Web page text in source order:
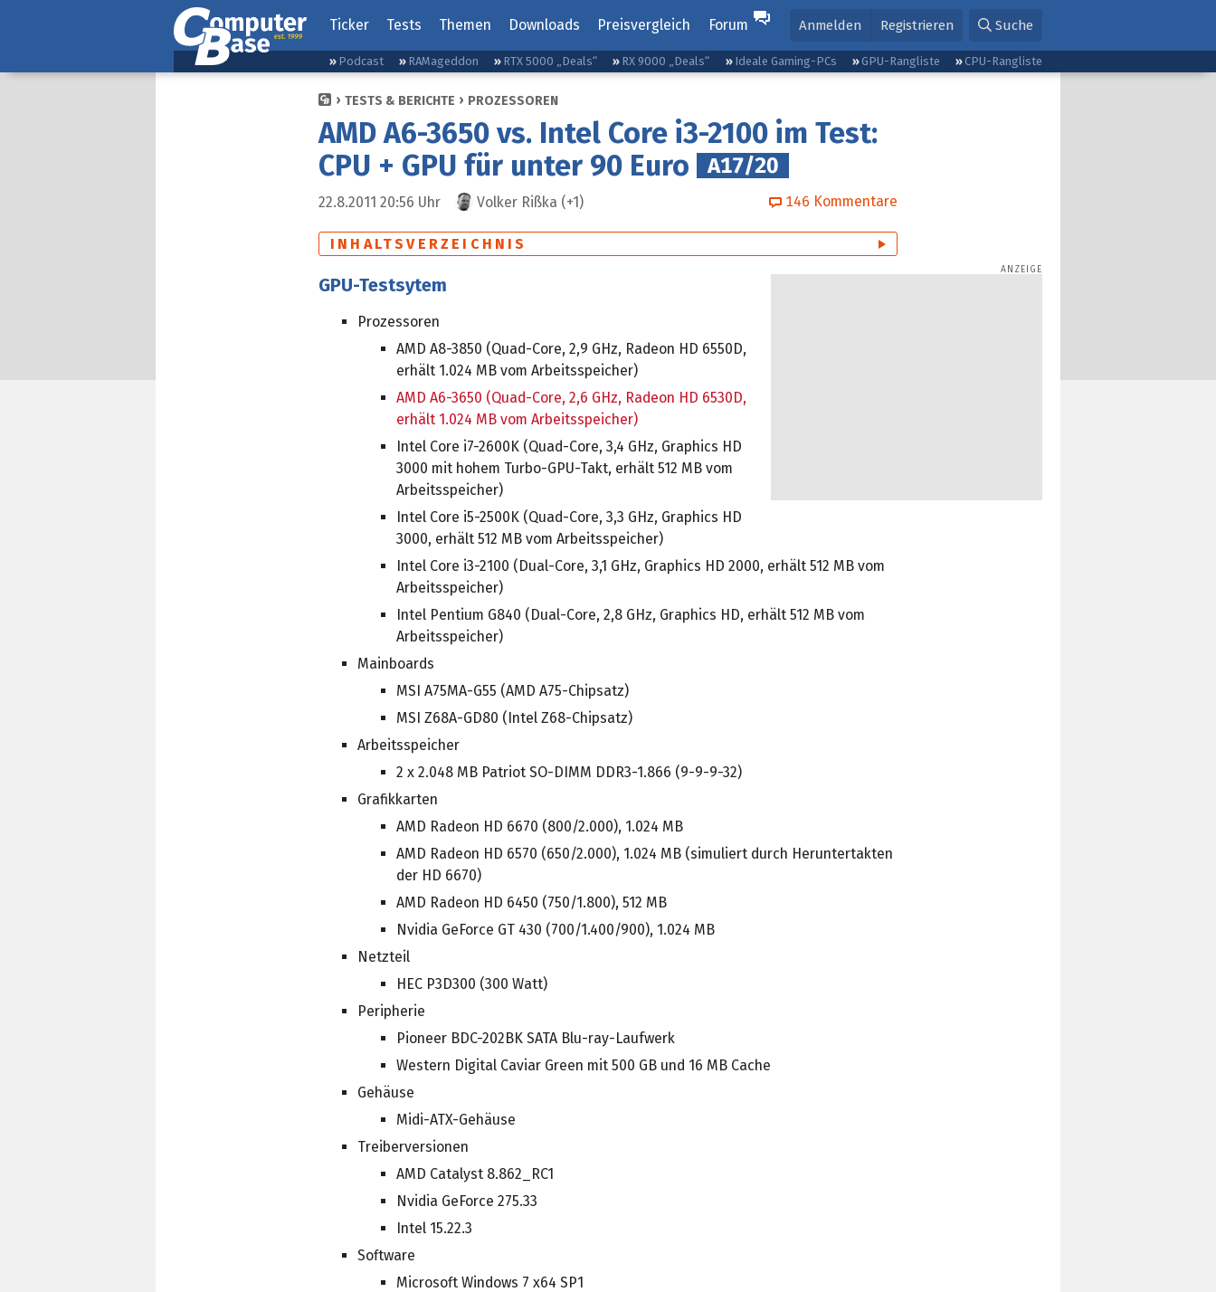
Ticker Tests Themen Downloads Preisvergleich Forum Anmelden Registrieren Suche
Podcast RAMageddon RTX 5000 „Deals“ RX 9000 „Deals“ Ideale Gaming-PCs GPU-Rangliste CPU-Rangliste
TESTS & BERICHTE PROZESSOREN
AMD A6-3650 vs. Intel Core i3-2100 im Test:
CPU + GPU für unter 90 Euro
A17/20
22.8.2011 20:56 Uhr Volker Rißka (+1) 146 Kommentare
INHALTSVERZEICHNIS
GPU-Testsytem
Prozessoren
AMD A8-3850 (Quad-Core, 2,9 GHz, Radeon HD 6550D,
erhält 1.024 MB vom Arbeitsspeicher)
AMD A6-3650 (Quad-Core, 2,6 GHz, Radeon HD 6530D,
erhält 1.024 MB vom Arbeitsspeicher)
Intel Core i7-2600K (Quad-Core, 3,4 GHz, Graphics HD
3000 mit hohem Turbo-GPU-Takt, erhält 512 MB vom
Arbeitsspeicher)
Intel Core i5-2500K (Quad-Core, 3,3 GHz, Graphics HD
3000, erhält 512 MB vom Arbeitsspeicher)
Intel Core i3-2100 (Dual-Core, 3,1 GHz, Graphics HD 2000, erhält 512 MB vom
Arbeitsspeicher)
Intel Pentium G840 (Dual-Core, 2,8 GHz, Graphics HD, erhält 512 MB vom
Arbeitsspeicher)
Mainboards
MSI A75MA-G55 (AMD A75-Chipsatz)
MSI Z68A-GD80 (Intel Z68-Chipsatz)
Arbeitsspeicher
2 x 2.048 MB Patriot SO-DIMM DDR3-1.866 (9-9-9-32)
Grafikkarten
AMD Radeon HD 6670 (800/2.000), 1.024 MB
AMD Radeon HD 6570 (650/2.000), 1.024 MB (simuliert durch Heruntertakten
der HD 6670)
AMD Radeon HD 6450 (750/1.800), 512 MB
Nvidia GeForce GT 430 (700/1.400/900), 1.024 MB
Netzteil
HEC P3D300 (300 Watt)
Peripherie
Pioneer BDC-202BK SATA Blu-ray-Laufwerk
Western Digital Caviar Green mit 500 GB und 16 MB Cache
Gehäuse
Midi-ATX-Gehäuse
Treiberversionen
AMD Catalyst 8.862_RC1
Nvidia GeForce 275.33
Intel 15.22.3
Software
Microsoft Windows 7 x64 SP1